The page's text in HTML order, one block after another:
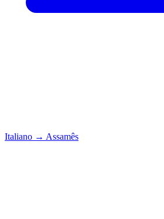
Italiano → Assamês